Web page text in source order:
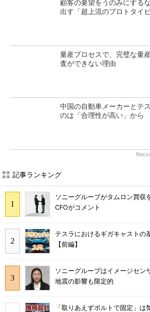
顧客の要望をうのみにする
出す「超上流のプロトタイピ
量産プロセスで、完璧な量
査ができない理由
中国の自動車メーカーとテ
のは「合理性が高い」から
記事ランキング
ソニーグループがタムロン買
CFOがコメント
テスラにおけるギガキャストの
【前編】
ソニーグループはイメージセン
地震の影響も限定的
「取りあえずボルトで固定」